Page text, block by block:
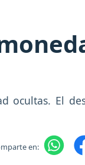
ocultas. El
en: